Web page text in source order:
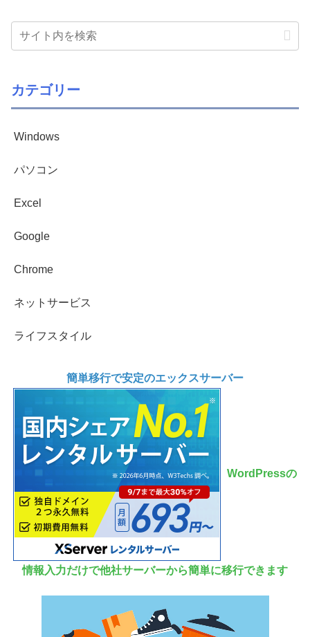
カテゴリー
Windows
パソコン
Excel
Google
Chrome
ネットサービス
ライフスタイル
簡単移行で安定のエックスサーバー
WordPressの
情報入力だけで他社サーバーから簡単に移行できます